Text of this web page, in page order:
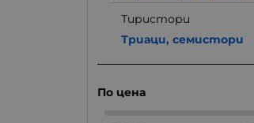
Тиристори
Триаци, семистори
По цена